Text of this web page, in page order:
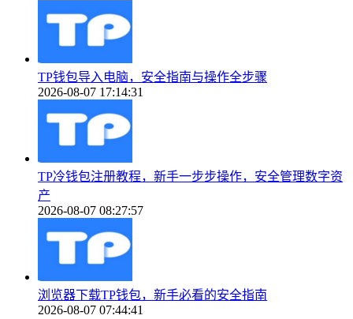
TP钱包导入电脑，安全指南与操作全步骤
2026-08-07 17:14:31
TP冷钱包注册教程，新手一步步操作，安全管理数字资
产
2026-08-07 08:27:57
浏览器下载TP钱包，新手必看的安全指南
2026-08-07 07:44:41